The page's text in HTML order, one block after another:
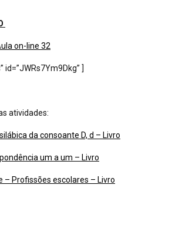
on-line 32
id=”JWRs7Ym9Dkg” ]
atividades:
da consoante D, d – Livro
um a um – Livro
– Profissões escolares – Livro